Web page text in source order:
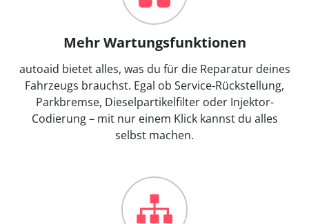
Mehr Wartungsfunktionen
autoaid bietet alles, was du für die Reparatur deines
Fahrzeugs brauchst. Egal ob Service-Rückstellung,
Parkbremse, Dieselpartikelfilter oder Injektor-
Codierung – mit nur einem Klick kannst du alles
selbst machen.